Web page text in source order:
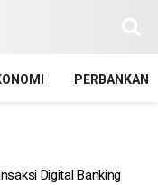
PERBANKAN
Digital Banking